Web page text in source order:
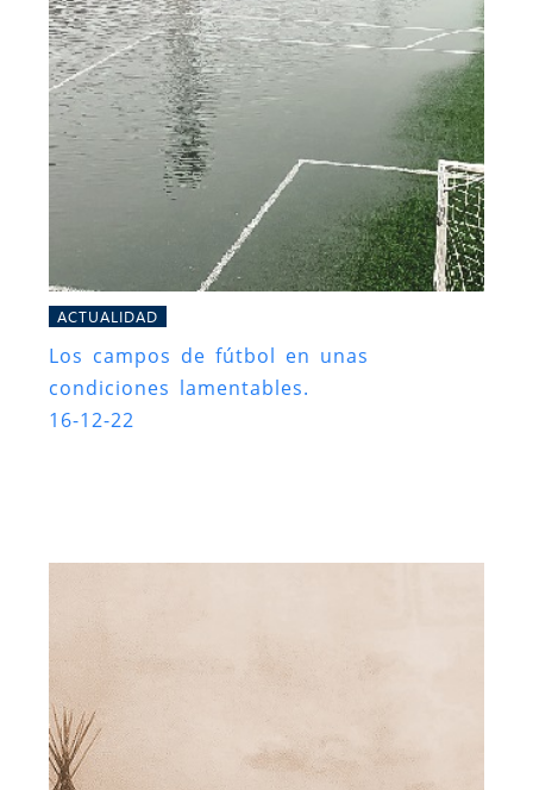
ACTUALIDAD
Los campos de fútbol en unas
condiciones lamentables.
16-12-22